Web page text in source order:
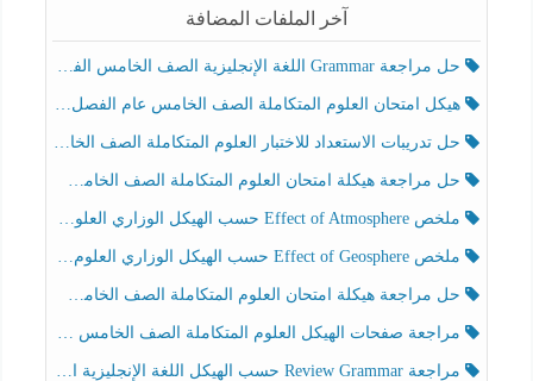
آخر الملفات المضافة
حل مراجعة Grammar اللغة الإنجليزية الصف الخامس الفصل الثالث
هيكل امتحان العلوم المتكاملة الصف الخامس عام الفصل الدراسي الثالث 2025-2026
حل تدريبات الاستعداد للاختبار العلوم المتكاملة الصف الخامس عام الفصل الثالث
حل مراجعة هيكلة امتحان العلوم المتكاملة الصف الخامس انسبير الفصل الثالث
ملخص Effect of Atmosphere حسب الهيكل الوزاري العلوم المتكاملة الصف الخامس انسبير الفصل الثالث
ملخص Effect of Geosphere حسب الهيكل الوزاري العلوم المتكاملة الصف الخامس انسبير الفصل الثالث
حل مراجعة هيكلة امتحان العلوم المتكاملة الصف الخامس عام الفصل الثالث
مراجعة صفحات الهيكل العلوم المتكاملة الصف الخامس انسبير الفصل الثالث
مراجعة Review Grammar حسب الهيكل اللغة الإنجليزية الصف الخامس الفصل الثالث